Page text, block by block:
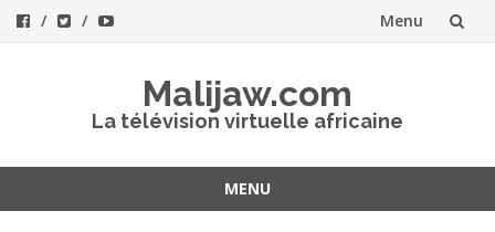
Menu
Malijaw.com
La télévision virtuelle africaine
MENU